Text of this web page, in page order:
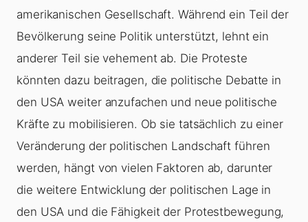
amerikanischen Gesellschaft. Während ein Teil der
Bevölkerung seine Politik unterstützt, lehnt ein
anderer Teil sie vehement ab. Die Proteste
könnten dazu beitragen, die politische Debatte in
den USA weiter anzufachen und neue politische
Kräfte zu mobilisieren. Ob sie tatsächlich zu einer
Veränderung der politischen Landschaft führen
werden, hängt von vielen Faktoren ab, darunter
die weitere Entwicklung der politischen Lage in
den USA und die Fähigkeit der Protestbewegung,